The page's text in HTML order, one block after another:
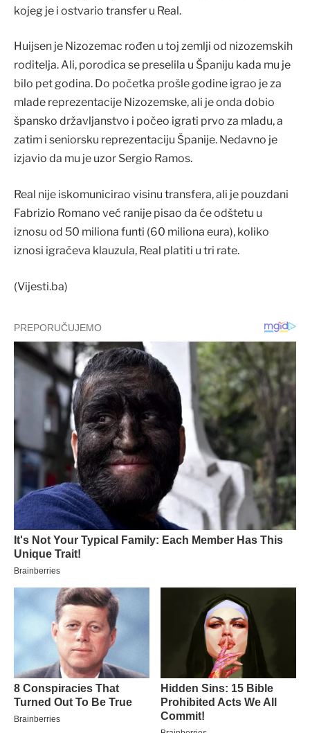
kojeg je i ostvario transfer u Real.
Huijsen je Nizozemac rođen u toj zemlji od nizozemskih
roditelja. Ali, porodica se preselila u Španiju kada mu je
bilo pet godina. Do početka prošle godine igrao je za
mlade reprezentacije Nizozemske, ali je onda dobio
špansko državljanstvo i počeo igrati prvo za mladu, a
zatim i seniorsku reprezentaciju Španije. Nedavno je
izjavio da mu je uzor Sergio Ramos.
Real nije iskomunicirao visinu transfera, ali je pouzdani
Fabrizio Romano već ranije pisao da će odštetu u
iznosu od 50 miliona funti (60 miliona eura), koliko
iznosi igračeva klauzula, Real platiti u tri rate.
(Vijesti.ba)